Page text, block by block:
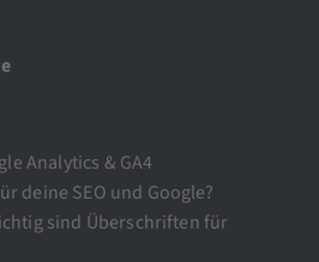
Analytics & GA4
deine SEO und Google?
sind Überschriften für